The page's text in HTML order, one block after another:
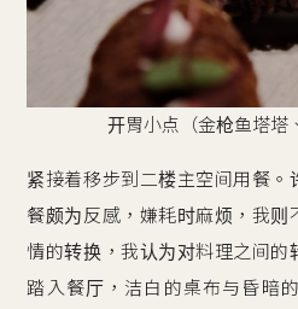
开胃小点（金枪鱼塔塔
紧接着移步到二楼主空间用餐。
餐颇为反感，嫌耗时麻烦，我
情的转换，我认为对料理之间的
踏入餐厅，洁白的桌布与昏暗